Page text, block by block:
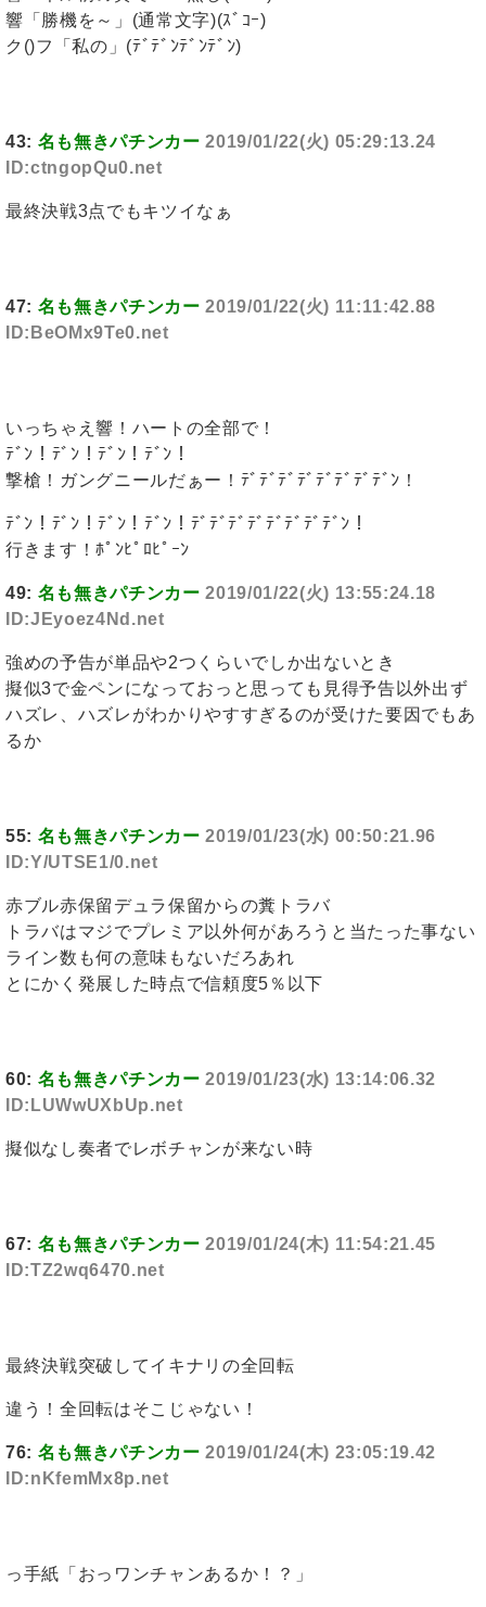
響「勝機を～」(通常文字)(ｽﾞｺｰ)
ク()フ「私の」(ﾃﾞﾃﾞﾝﾃﾞﾝﾃﾞﾝ)
43: 名も無きパチンカー 2019/01/22(火) 05:29:13.24
ID:ctngopQu0.net
最終決戦3点でもキツイなぁ
47: 名も無きパチンカー 2019/01/22(火) 11:11:42.88
ID:BeOMx9Te0.net
いっちゃえ響！ハートの全部で！
ﾃﾞﾝ！ﾃﾞﾝ！ﾃﾞﾝ！ﾃﾞﾝ！
撃槍！ガングニールだぁー！ﾃﾞﾃﾞﾃﾞﾃﾞﾃﾞﾃﾞﾃﾞﾃﾞﾝ！
ﾃﾞﾝ！ﾃﾞﾝ！ﾃﾞﾝ！ﾃﾞﾝ！ﾃﾞﾃﾞﾃﾞﾃﾞﾃﾞﾃﾞﾃﾞﾃﾞﾝ！
行きます！ﾎﾟﾝﾋﾟﾛﾋﾟｰﾝ
49: 名も無きパチンカー 2019/01/22(火) 13:55:24.18
ID:JEyoez4Nd.net
強めの予告が単品や2つくらいでしか出ないとき
擬似3で金ペンになっておっと思っても見得予告以外出ず
ハズレ、ハズレがわかりやすすぎるのが受けた要因でもあ
るか
55: 名も無きパチンカー 2019/01/23(水) 00:50:21.96
ID:Y/UTSE1/0.net
赤ブル赤保留デュラ保留からの糞トラバ
トラバはマジでプレミア以外何があろうと当たった事ない
ライン数も何の意味もないだろあれ
とにかく発展した時点で信頼度5％以下
60: 名も無きパチンカー 2019/01/23(水) 13:14:06.32
ID:LUWwUXbUp.net
擬似なし奏者でレボチャンが来ない時
67: 名も無きパチンカー 2019/01/24(木) 11:54:21.45
ID:TZ2wq6470.net
最終決戦突破してイキナリの全回転
違う！全回転はそこじゃない！
76: 名も無きパチンカー 2019/01/24(木) 23:05:19.42
ID:nKfemMx8p.net
っ手紙「おっワンチャンあるか！？」